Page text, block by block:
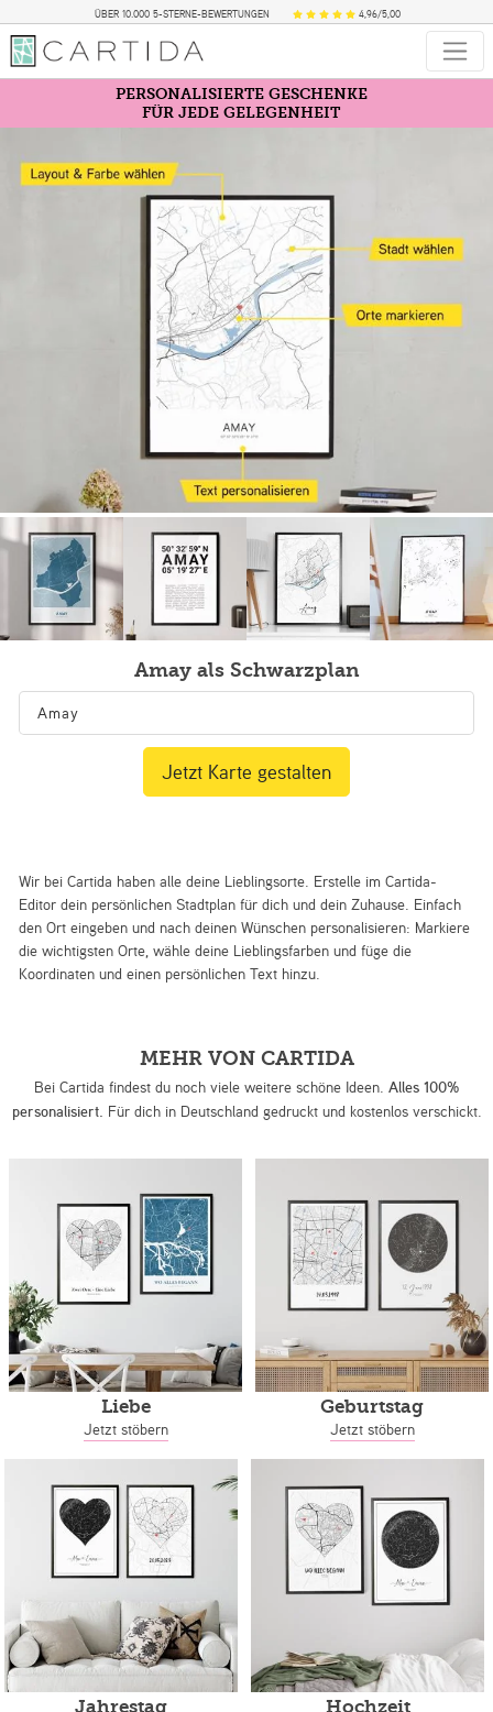
ÜBER 10.000 5-STERNE-BEWERTUNGEN 4,96/5,00
PERSONALISIERTE GESCHENKE
FÜR JEDE GELEGENHEIT
Amay als Schwarzplan
Wir bei Cartida haben alle deine Lieblingsorte. Erstelle im Cartida-
Editor dein persönlichen Stadtplan für dich und dein Zuhause. Einfach
den Ort eingeben und nach deinen Wünschen personalisieren: Markiere
die wichtigsten Orte, wähle deine Lieblingsfarben und füge die
Koordinaten und einen persönlichen Text hinzu.
Jetzt Karte gestalten
MEHR VON CARTIDA
Bei Cartida findest du noch viele weitere schöne Ideen. Alles 100%
personalisiert. Für dich in Deutschland gedruckt und kostenlos verschickt.
Liebe
Jetzt stöbern
Geburtstag
Jetzt stöbern
Jahrestag
Hochzeit